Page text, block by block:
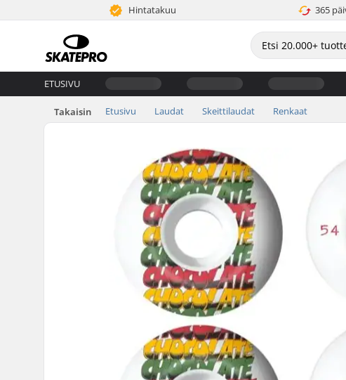
Hintatakuu 365
ETUSIVU
Takaisin Etusivu Laudat Skeittilaudat Renkaat